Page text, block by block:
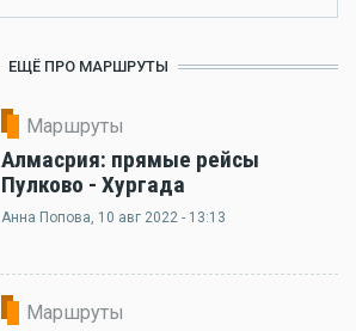
ЕЩЁ ПРО МАРШРУТЫ
Маршруты
Алмасрия: прямые рейсы
Пулково - Хургада
Анна Попова, 10 авг 2022 - 13:13
Маршруты